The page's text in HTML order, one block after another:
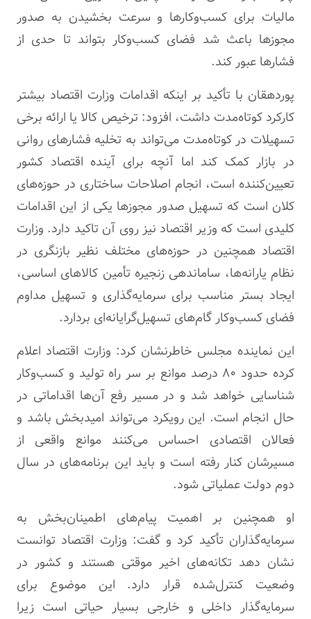
مالیات برای کسب‌وکارها و سرعت بخشیدن به صدور
مجوزها باعث شد فضای کسب‌وکار بتواند تا حدی از
فشارها عبور کند.
پوردهقان با تأکید بر اینکه اقدامات وزارت اقتصاد بیشتر
کارکرد کوتاه‌مدت داشت، افزود: ترخیص کالا یا ارائه برخی
تسهیلات در کوتاه‌مدت می‌تواند به تخلیه فشارهای روانی
در بازار کمک کند اما آنچه برای آینده اقتصاد کشور
تعیین‌کننده است، انجام اصلاحات ساختاری در حوزه‌های
کلان است که تسهیل صدور مجوزها یکی از این اقدامات
کلیدی است که وزیر اقتصاد نیز روی آن تاکید دارد. وزارت
اقتصاد همچنین در حوزه‌های مختلف نظیر بازنگری در
نظام یارانه‌ها، ساماندهی زنجیره تأمین کالاهای اساسی،
ایجاد بستر مناسب برای سرمایه‌گذاری و تسهیل مداوم
فضای کسب‌وکار گام‌های تسهیل‌گرایانه‌ای بردارد.
این نماینده مجلس خاطرنشان کرد: وزارت اقتصاد اعلام
کرده حدود ۸۰ درصد موانع بر سر راه تولید و کسب‌وکار
شناسایی خواهد شد و در مسیر رفع آن‌ها اقداماتی در
حال انجام است. این رویکرد می‌تواند امیدبخش باشد و
فعالان اقتصادی احساس می‌کنند موانع واقعی از
مسیرشان کنار رفته است و باید این برنامه‌های در سال
دوم دولت عملیاتی شود.
او همچنین بر اهمیت پیام‌های اطمینان‌بخش به
سرمایه‌گذاران تأکید کرد و گفت: وزارت اقتصاد توانست
نشان دهد تکانه‌های اخیر موقتی هستند و کشور در
وضعیت کنترل‌شده قرار دارد. این موضوع برای
سرمایه‌گذار داخلی و خارجی بسیار حیاتی است زیرا